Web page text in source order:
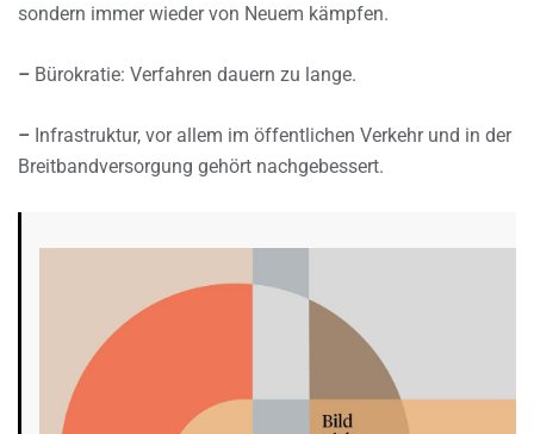
sondern immer wieder von Neuem kämpfen.
– Bürokratie: Verfahren dauern zu lange.
– Infrastruktur, vor allem im öffentlichen Verkehr und in der
Breitbandversorgung gehört nachgebessert.